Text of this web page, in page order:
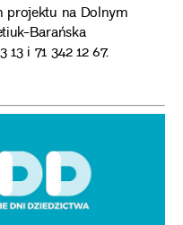
projektu na Dolnym
Barańska
i 71 342 12 67.